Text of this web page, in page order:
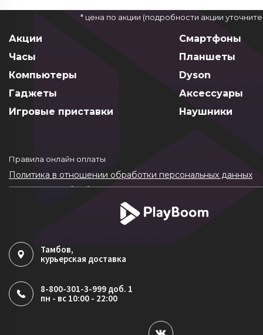
* цена по акции (подробности акции
Акции
Смартфоны
Часы
Планшеты
Компьютеры
Dyson
Гаджеты
Аксессуары
Игровые приставки
Наушники
Правила онлайн оплаты
Политика в отношении обработки персональных данных
Согласие на обработку ПДн
Политика обработки файлов cookie
Тамбов,
курьерская доставка
8-800-301-3-999 доб. 1
пн - вс 10:00 - 22:00